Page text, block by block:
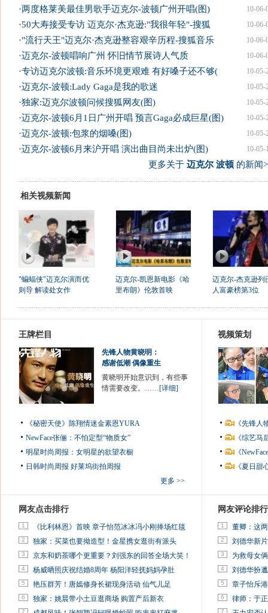
10-06-
·两度格莱美最佳男歌手迈克尔-波顿广州开唱(图)
10-06-
·50大寿接受专访 迈克尔·杰克逊:"我很年轻"-搜狐
10-06-
·"流行天王"迈克尔·杰克逊整容艰辛历程-搜狐音乐
10-06-
·迈克尔-波顿唱响广州 怀旧情节展诗人气质
10-05-
·专访迈克尔波顿:音乐环境更艰难 有好嗓子还不够(
10-05-
·迈克尔-波顿:Lady Gaga是我的歌迷
10-05-
·独家:迈克尔波顿问候搜狐网友(图)
10-05-
·迈克尔-波顿6月1日广州开唱 预言Gaga必成巨星(图)
10-05-
·迈克尔-波顿:包浆的烟嗓(图)
10-05-
·迈克尔-波顿6月来沪开唱 演出曲目尚未出炉(图)
更多关于 迈克尔 波顿的新闻
相关视频新闻
"蝙蝠侠"迈克尔演而优
则导 解读处女作
迈克尔-凯恩新电影《哈
里布朗》伦敦首映
迈克尔-杰克逊列
人富豪榜第3位
王牌栏目
先锋人物黄晓明：
感谢低潮 偶像重生
黄晓明开始意识到，有些事
情需要改变。……[详细]
《秘密天使》陈翔情迷金素恩YURA
NewFace张俪：不怕定型“物质女”
明星时尚周报：女明星的欲望衣橱
日韩时尚周报 好莱坞街拍周报
更多 >>
视频策划
《先锋
《综艺
《
《夏日
网友点击排行
1 《比利林恩》首映 章子怡范冰冰冯小刚捧场红毯
2 独家：买菜也要拗造型！金星携女逛街有派头
3 京东和奶茶哪个更重要？刘强东的回答全场大笑！
4 杨威晒照庆祝结婚8周年 杨阳洋轻抚妈妈孕肚
5 艳压群芳！唐嫣修身长裙现身活动 仙气儿足
6 独家：姚晨带小土豆逛商场 购置产后新衣
7
网友评论排行
1 董卿：这
2 刘德华新
3 为救母女
4 刘德华扮
5 章子怡斥
6 律师：于
7